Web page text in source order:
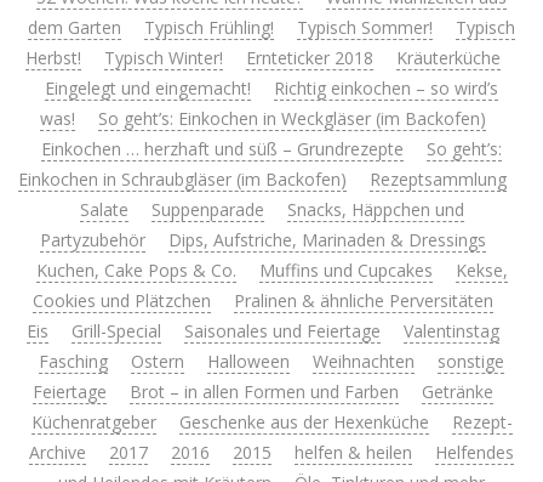
dem Garten
Typisch Frühling! Typisch Sommer!
Typisch
Herbst!
Typisch Winter! Ernteticker 2018
Kräuterküche
Eingelegt und eingemacht!
Richtig einkochen – so wird’s
was!
So geht’s: Einkochen in Weckgläser (im Backofen)
Einkochen … herzhaft und süß – Grundrezepte
So geht’s:
Einkochen in Schraubgläser (im Backofen)
Rezeptsammlung
Salate
Suppenparade
Snacks, Häppchen und
Partyzubehör
Dips, Aufstriche, Marinaden & Dressings
Kuchen, Cake Pops & Co.
Muffins und Cupcakes
Kekse,
Cookies und Plätzchen
Pralinen & ähnliche Perversitäten
Eis
Grill-Special Saisonales und Feiertage
Valentinstag
Fasching
Ostern Halloween Weihnachten
sonstige
Feiertage
Brot – in allen Formen und Farben
Getränke
Küchenratgeber
Geschenke aus der Hexenküche
Rezept-
Archive
2017 2016 2015 helfen & heilen
Helfendes